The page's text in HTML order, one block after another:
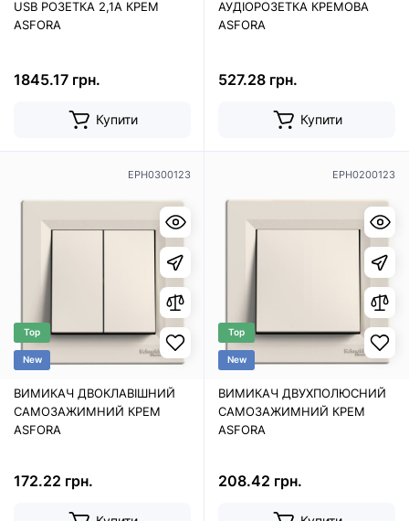
USB РОЗЕТКА 2,1A КРЕМ
ASFORA
1845.17 грн.
Купити
АУДІОРОЗЕТКА КРЕМОВА
ASFORA
527.28 грн.
Купити
EPH0300123
Top
New
ВИМИКАЧ ДВОКЛАВІШНИЙ
САМОЗАЖИМНИЙ КРЕМ
ASFORA
172.22 грн.
EPH0200123
Top
New
ВИМИКАЧ ДВУХПОЛЮСНИЙ
САМОЗАЖИМНИЙ КРЕМ
ASFORA
208.42 грн.